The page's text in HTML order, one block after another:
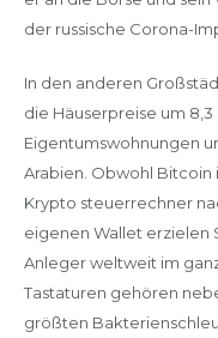
der russische Corona-
In den anderen
die Häuserpreise um
Eigentumswohnungen
Arabien. Obwohl Bitcoin
Krypto steuerrechner
eigenen Wallet erzielen
Anleger weltweit im
Tastaturen gehören
größten